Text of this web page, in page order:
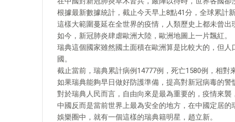
根據最新數據統計，截止今天早上8點41分，全球累計
這樣大範圍蔓延在全世界的疫情，人類歷史上都未曾出
如今，新冠肺炎肆虐歐洲大陸，歐洲地圖上一片飄紅。
瑞典這個國家雖然國土面積在歐洲算是比較大的，但
國。
截止當前，瑞典累計病例14777例，死亡1580例，相對
如果瑞典能夠早日做好防護準備，提高對新冠病毒的警
對於瑞典人民而言，自由向來是最為重要的，疫情來襲
中國反而是當前世界上最為安全的地方，在中國定居的
娛樂圈中，就有一個這樣的瑞典籍明星，趙立新。